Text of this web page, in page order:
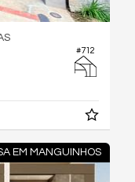
#712
EM MANGUINHOS